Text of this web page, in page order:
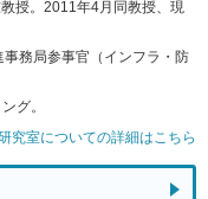
授。2011年4月同教授、現
務局参事官（インフラ・防
グ。
究室についての詳細はこちら